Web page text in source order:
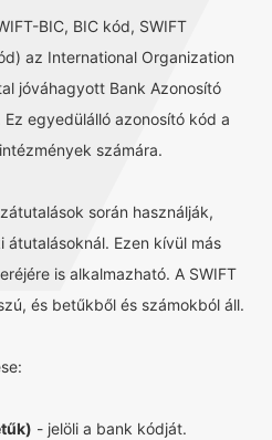
BIC, BIC kód, SWIFT
az International Organization
jóváhagyott Bank Azonosító
egyedülálló azonosító kód a
számára.
során használják,
Ezen kívül más
is alkalmazható. A SWIFT
és betűkből és számokból áll.
- jelöli a bank kódját.